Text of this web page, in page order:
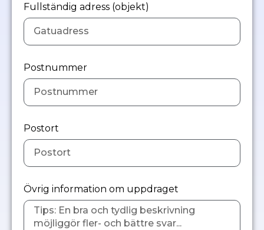
Fullständig adress (objekt)
Postnummer
Postort
Övrig information om uppdraget